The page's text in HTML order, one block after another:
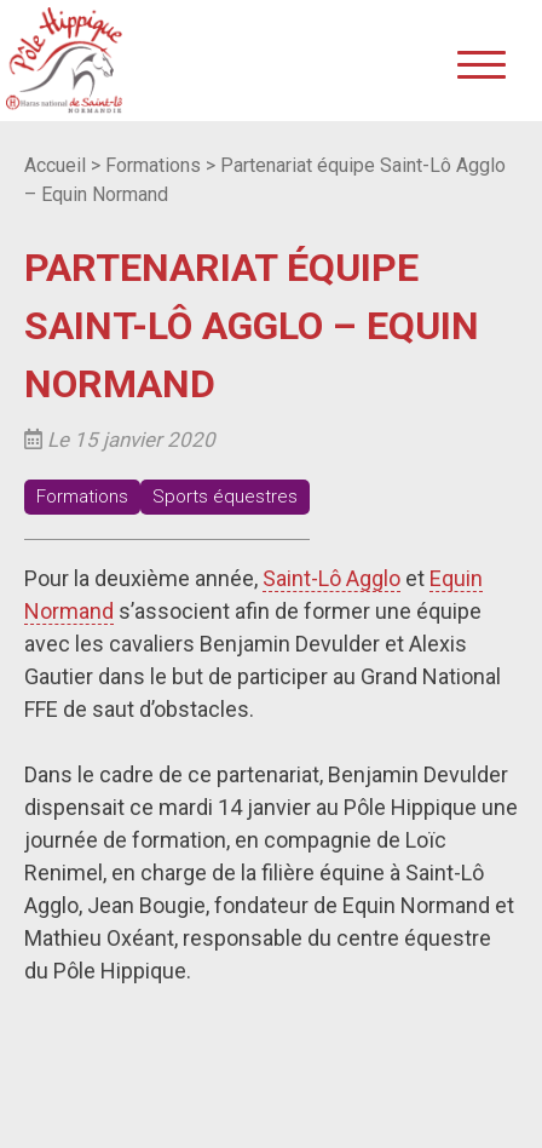
Accueil > Formations > Partenariat équipe Saint-Lô Agglo
– Equin Normand
PARTENARIAT ÉQUIPE
SAINT-LÔ AGGLO – EQUIN
NORMAND
Le 15 janvier 2020
Formations Sports équestres
Pour la deuxième année, Saint-Lô Agglo et Equin
Normand s’associent afin de former une équipe
avec les cavaliers Benjamin Devulder et Alexis
Gautier dans le but de participer au Grand National
FFE de saut d’obstacles.
Dans le cadre de ce partenariat, Benjamin Devulder
dispensait ce mardi 14 janvier au Pôle Hippique une
journée de formation, en compagnie de Loïc
Renimel, en charge de la filière équine à Saint-Lô
Agglo, Jean Bougie, fondateur de Equin Normand et
Mathieu Oxéant, responsable du centre équestre
du Pôle Hippique.